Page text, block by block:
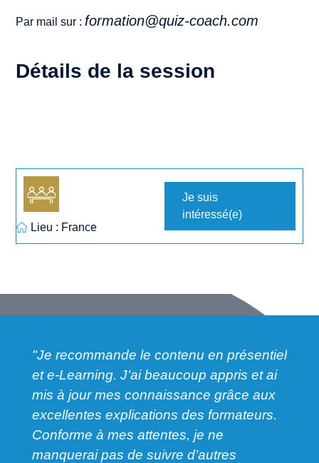
Par mail sur : formation@quiz-coach.com
Détails de la session
Lieu : France
Je suis
intéressé(e)
"Je recommande le contenu en présentiel
et e-Learning. J’ai beaucoup appris et ai
mis à jour mes connaissance grâce aux
excellentes explications des formateurs.
Conforme à mes attentes, je ne
manquerai pas de suivre d’autres